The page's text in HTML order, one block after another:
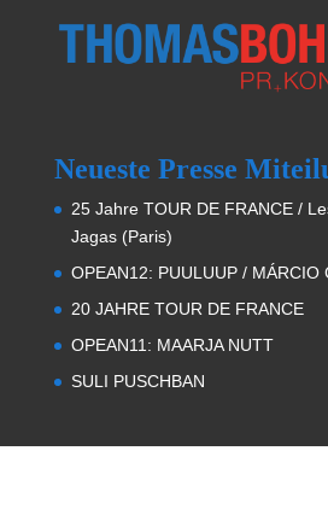
Neueste Presse
25 Jahre TOUR DE FRANCE /
Jagas (Paris)
OPEAN12: PUULUUP / MÁRCIO
20 JAHRE TOUR DE FRANCE
OPEAN11: MAARJA NUTT
SULI PUSCHBAN